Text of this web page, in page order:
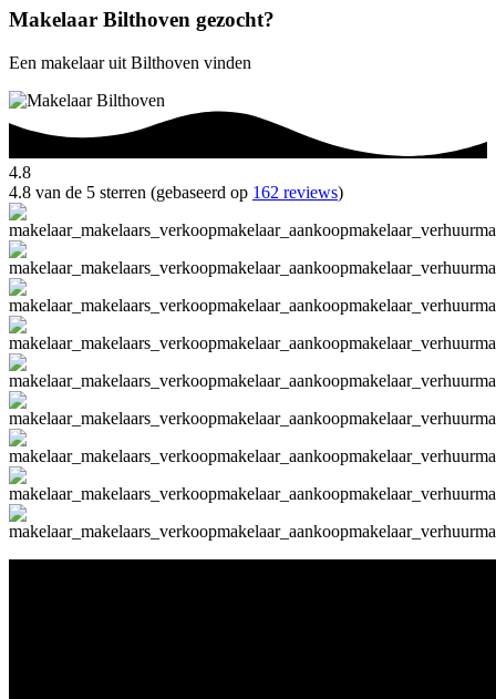
Makelaar Bilthoven gezocht?
Een makelaar uit Bilthoven vinden
4.8
4.8 van de 5 sterren (gebaseerd op 162 reviews)